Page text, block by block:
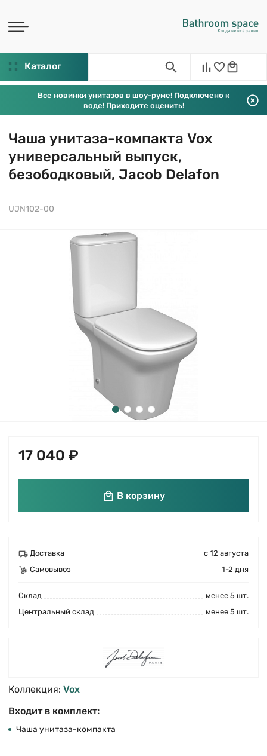
Каталог
Все новинки унитазов в шоу-руме! Подключено к
воде! Приходите оценить!
Чаша унитаза-компакта Vox
универсальный выпуск,
безободковый, Jacob Delafon
UJN102-00
17 040 ₽
В корзину
Доставка
с 12 августа
Самовывоз
1-2 дня
Cклад
менее 5 шт.
Центральный склад
менее 5 шт.
Коллекция: Vox
Входит в комплект:
Чаша унитаза-компакта